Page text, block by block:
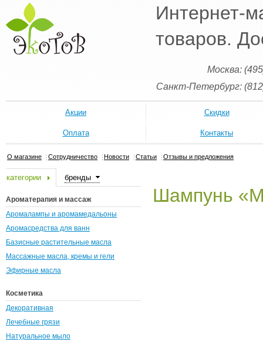
Интернет-
товаров.
Москва:
Санкт-Петербург:
Акции Скидки
Оплата Контакты
О магазине Сотрудничество Новости Статьи Отзывы и предложения
Шампунь
категории бренды
Ароматерапия и массаж
Аромалампы и аромамедальоны
Аромасредства для ванн
Базисные растительные масла
Массажные масла, кремы и гели
Эфирные масла
Косметика
Декоративная
Лечебные грязи
Натуральное мыло